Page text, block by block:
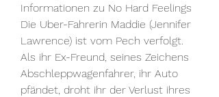
Informationen zu No Hard Feelings
Die Uber-Fahrerin Maddie (Jennifer
Lawrence) ist vom Pech verfolgt.
Als ihr Ex-Freund, seines Zeichens
Abschleppwagenfahrer, ihr Auto
pfändet, droht ihr der Verlust ihres